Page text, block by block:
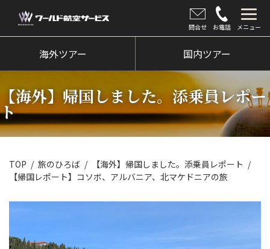
問合せ お電話 メニュー
海外ツアー
国内ツアー
クルーズツアー
ツアー催行状況
旅のひろば
イベント
会社情報
海外ツアー 国内ツアー
【海外】帰国しました。添乗員レポー
ト
TOP 旅のひろば
【海外】帰国しました。添乗員レポート
【帰国レポート】コソボ、アルバニア、北マケドニアの旅